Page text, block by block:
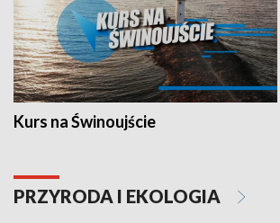
Kurs na Świnoujście
PRZYRODA I EKOLOGIA